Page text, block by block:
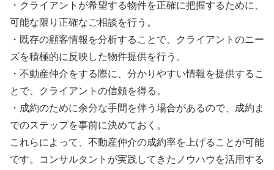
・クライアントが希望する物件を正確に把握するために、
可能な限り正確なご相談を行う。
・既存の顧客情報を分析することで、クライアントのニー
ズを積極的に反映した物件提供を行う。
・不動産仲介をする際に、分かりやすい情報を提供するこ
とで、クライアントの信頼を得る。
・成約のために余分な手間を伴う場合があるので、成約ま
でのステップを事前に決めておく。
これらによって、不動産仲介の成約率を上げることが可能
です。コンサルタントが実践してきたノウハウを活用する